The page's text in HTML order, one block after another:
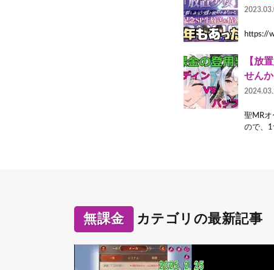
https://
【放
せん
聖MRオ
ので、1
無課金 カテゴリの最新記事